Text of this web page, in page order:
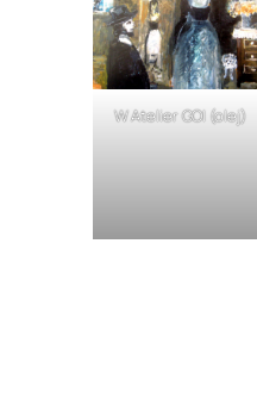
W Atelier GOI (olej)